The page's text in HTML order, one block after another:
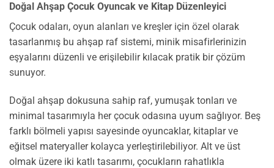
Doğal Ahşap Çocuk Oyuncak ve Kitap Düzenleyici
Çocuk odaları, oyun alanları ve kreşler için özel olarak
tasarlanmış bu ahşap raf sistemi, minik misafirlerinizin
eşyalarını düzenli ve erişilebilir kılacak pratik bir çözüm
sunuyor.
Doğal ahşap dokusuna sahip raf, yumuşak tonları ve
minimal tasarımıyla her çocuk odasına uyum sağlıyor. Beş
farklı bölmeli yapısı sayesinde oyuncaklar, kitaplar ve
eğitsel materyaller kolayca yerleştirilebiliyor. Alt ve üst
olmak üzere iki katlı tasarımı, çocukların rahatlıkla